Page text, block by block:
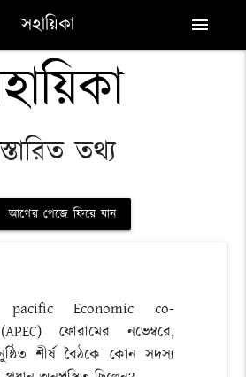
সহায়িকা menu
তথ্য
আগের পেজে ফিরে যান
pacific Economic co-
ফোরামের নভেম্বরে,
শীর্ষ বৈঠকে কোন সদস্য